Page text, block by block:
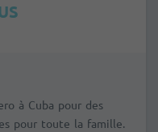
à Cuba pour des
pour toute la famille.